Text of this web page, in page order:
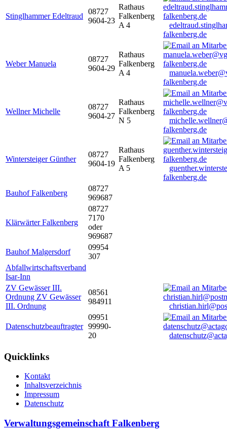
Stinglhammer Edeltraud
08727
9604-23
Rathaus
Falkenberg
A 4
falkenberg.de
Weber Manuela
08727
9604-29
Rathaus
Falkenberg
A 4
falkenberg.de
Wellner Michelle
08727
9604-27
Rathaus
Falkenberg
N 5
falkenberg.de
Wintersteiger Günther
08727
9604-19
Rathaus
Falkenberg
A 5
falkenberg.de
Bauhof Falkenberg
08727
969687
Klärwärter Falkenberg
08727
7170
oder
969687
Bauhof Malgersdorf
09954
307
Abfallwirtschaftsverband
Isar-Inn
ZV Gewässer III.
Ordnung ZV Gewässer
III. Ordnung
08561
984911
Datenschutzbeauftragter
09951
99990-
20
Quicklinks
Kontakt
Inhaltsverzeichnis
Impressum
Datenschutz
Verwaltungsgemeinschaft Falkenberg